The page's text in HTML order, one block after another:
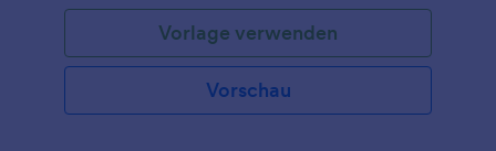
Bewerbers zu sammeln, die Position zu erfragen, auf
die er sich bewirbt, und fordert ihn auf, seinen
Lebenslauf und andere Dateien wie Zeugnisse
hochzuladen. Mit vielen weiteren anpassbaren Tools
und Widgets können Sie Ihr eigenes Formular
Vorlage verwenden
Vorschau